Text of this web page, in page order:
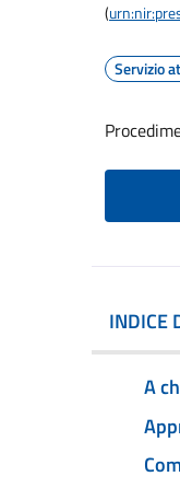
(
Servizio
INDICE
A